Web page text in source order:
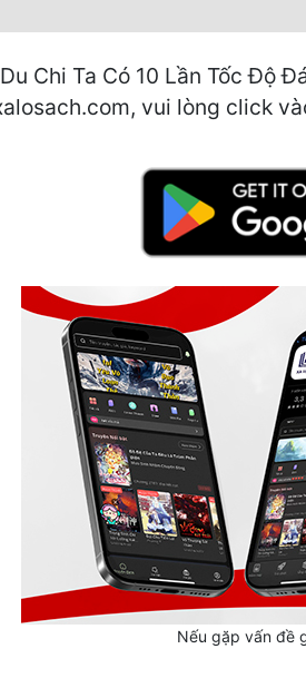
Chi Ta Có 10 Lần Tốc Độ
vui lòng click
Nếu gặp vấn đề